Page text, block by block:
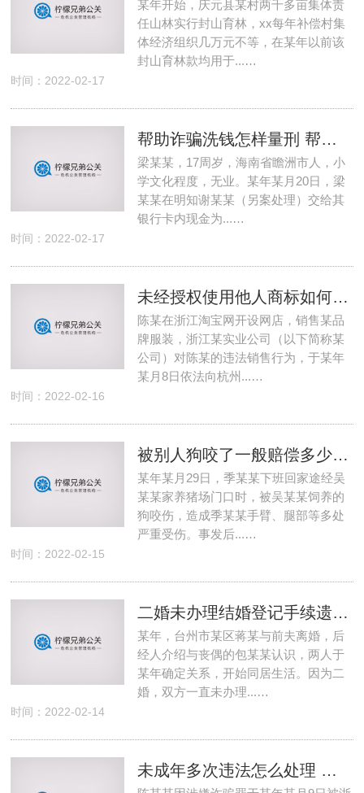
某年开始，庆元县某村两千多亩集体责
任山林实行封山育林，xx每年补偿村集
体经济组织几万元不等，在某年以前该
封山育林款均用于...…
时间：2022-02-17
帮助诈骗洗钱怎样量刑 帮助诈骗案洗钱构成什么罪
梁某某，17周岁，海南省瞻洲市人，小
学文化程度，无业。某年某月20日，梁
某某在明知谢某某（另案处理）交给其
银行卡内现金为...…
时间：2022-02-17
未经授权使用他人商标如何处罚 自己的商标被别人用了怎么办
陈某在浙江淘宝网开设网店，销售某品
牌服装，浙江某实业公司（以下简称某
公司）对陈某的违法销售行为，于某年
某月8日依法向杭州...…
时间：2022-02-16
被别人狗咬了一般赔偿多少钱 被别人的狗咬了怎么赔偿
某年某月29日，季某某下班回家途经吴
某某家养猪场门口时，被吴某某饲养的
狗咬伤，造成季某某手臂、腿部等多处
严重受伤。事发后...…
时间：2022-02-15
二婚未办理结婚登记手续遗产继承问题纠纷争议案例
某年，台州市某区蒋某与前夫离婚，后
经人介绍与丧偶的包某某认识，两人于
某年确定关系，开始同居生活。因为二
婚，双方一直未办理...…
时间：2022-02-14
未成年多次违法怎么处理 未成年犯罪了怎么处理